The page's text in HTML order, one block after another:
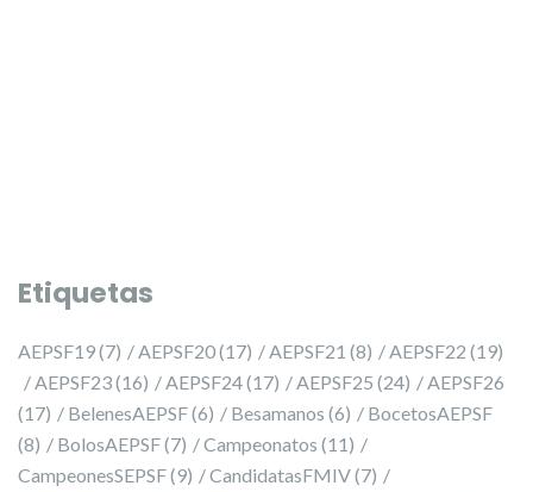
Etiquetas
AEPSF19(7) AEPSF20(17) AEPSF21 (8) AEPSF22 (19)
AEPSF23(16) AEPSF24(17) AEPSF25 (24)
AEPSF26
(17)
BelenesAEPSF(6) Besamanos (6)
BocetosAEPSF
(8)
BolosAEPSF(7) Campeonatos (11)
CampeonesSEPSF(9) CandidatasFMIV(7)